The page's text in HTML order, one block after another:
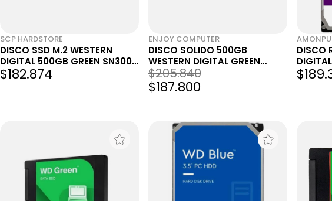
SCP HARDSTORE
DISCO SSD M.2 WESTERN
DIGITAL 500GB GREEN SN3000
NVME GEN4
$182.874
ENJOY COMPUTER
DISCO SOLIDO 500GB
WESTERN DIGITAL GREEN
SN3000 WD 2280 M.2 NVME
SSD GEN4 5000MB/S
$205.840
$187.800
DISCO
64MB